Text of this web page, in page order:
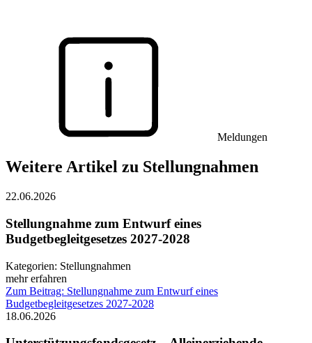
Meldungen
Weitere Artikel zu Stellungnahmen
22.06.2026
Stellungnahme zum Entwurf eines
Budgetbegleitgesetzes 2027-2028
Kategorien: Stellungnahmen
mehr erfahren
Zum Beitrag: Stellungnahme zum Entwurf eines
Budgetbegleitgesetzes 2027-2028
18.06.2026